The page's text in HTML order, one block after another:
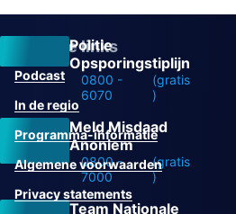
Politie
Opsporingstiplijn
0800 -
6070
(gratis
)
Meld Misdaad
Anoniem
0800 -
7000
(gratis
)
Team Nationale
Overige links
Podcast
In de regio
Programma-informatie
Algemene voorwaarden
Privacy statements